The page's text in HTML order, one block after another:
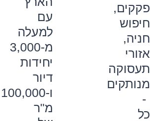
פקקים,
חיפוש
חניה,
אזורי
תעסוקה
מנותקים
-
כל
עם
למעלה
מ-3,000
יחידות
דיור
ו-100,000
מ"ר